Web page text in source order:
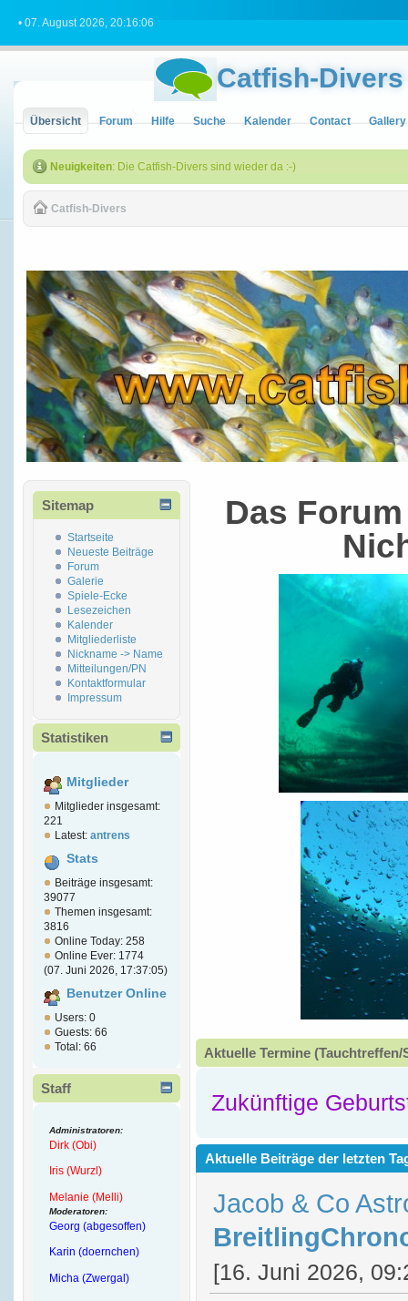
• 07. August 2026, 20:16:06
Catfish-Divers
Übersicht Forum Hilfe Suche Kalender Contact Gallery
Neuigkeiten: Die Catfish-Divers sind wieder da :-)
Catfish-Divers
Sitemap
Startseite
Neueste Beiträge
Forum
Galerie
Spiele-Ecke
Lesezeichen
Kalender
Mitgliederliste
Nickname -> Name
Mitteilungen/PN
Kontaktformular
Impressum
Statistiken
Mitglieder
Mitglieder insgesamt:
221
Latest: antrens
Stats
Beiträge insgesamt:
39077
Themen insgesamt:
3816
Online Today: 258
Online Ever: 1774
(07. Juni 2026, 17:37:05)
Benutzer Online
Users: 0
Guests: 66
Total: 66
Staff
Administratoren:
Dirk (Obi)
Iris (Wurzl)
Melanie (Melli)
Moderatoren:
Georg (abgesoffen)
Karin (doernchen)
Micha (Zwergal)
Das
Aktuelle Termine
Zukünftige
Aktuelle Beiträge der letzten
Jacob & Co
[16. Juni 2026,